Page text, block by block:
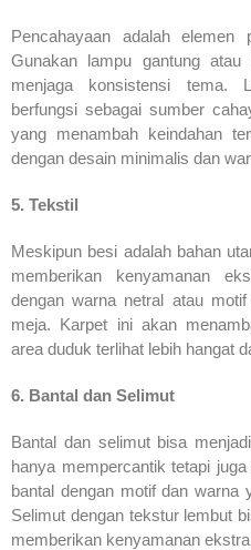
Pencahayaan adalah elemen
Gunakan lampu gantung
menjaga konsistensi tema.
berfungsi sebagai sumber
yang menambah keindahan
dengan desain minimalis dan
5. Tekstil
Meskipun besi adalah bahan
memberikan kenyamanan
dengan warna netral atau
meja. Karpet ini akan
area duduk terlihat lebih hangat
6. Bantal dan Selimut
Bantal dan selimut bisa
hanya mempercantik tetapi
bantal dengan motif dan warna
Selimut dengan tekstur lembut
memberikan kenyamanan